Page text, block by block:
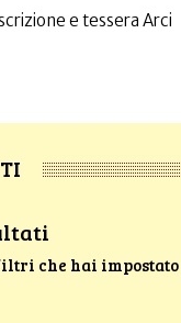
e tessera Arci
che hai impostato